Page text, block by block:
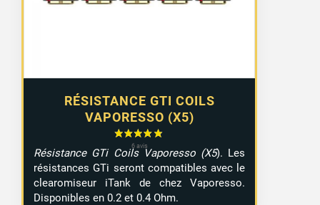
RÉSISTANCE GTI COILS
VAPORESSO (X5)
Résistance GTi Coils Vaporesso (X5). Les
résistances GTi seront compatibles avec le
clearomiseur iTank de chez Vaporesso.
Disponibles en 0.2 et 0.4 Ohm.